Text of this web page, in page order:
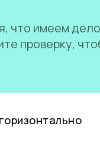
что имеем
проверку,